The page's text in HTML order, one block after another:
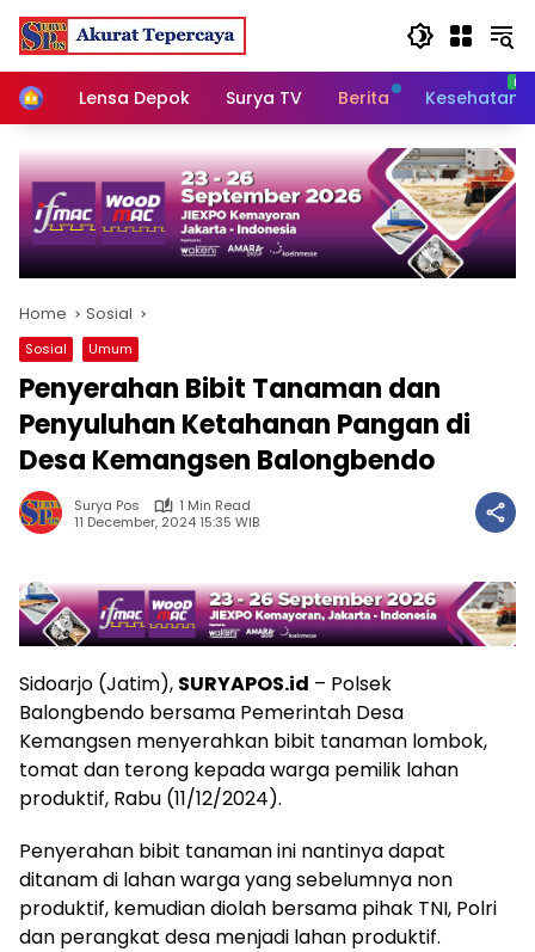
Skip
content
HomeLensa Depok Surya TV Berita Kesehatan
Home Sosial
Sosial Umum
Penyerahan Bibit Tanaman dan
Penyuluhan Ketahanan Pangan di
Desa Kemangsen Balongbendo
Surya Pos
1 Min Read
11 December, 2024 15:35 WIB
Sidoarjo (Jatim), SURYAPOS.id – Polsek
Balongbendo bersama Pemerintah Desa
Kemangsen menyerahkan bibit tanaman lombok,
tomat dan terong kepada warga pemilik lahan
produktif, Rabu (11/12/2024).
Penyerahan bibit tanaman ini nantinya dapat
ditanam di lahan warga yang sebelumnya non
produktif, kemudian diolah bersama pihak TNI, Polri
dan perangkat desa menjadi lahan produktif.